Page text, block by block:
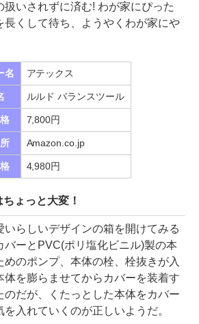
扱いされずに済む! わが家にぴった
長くして待ち、ようやくわが家にや
名 アテックス
ルルド バランスツール
7,800円
Amazon.co.jp
4,980円
ょっと大変！
らしいデザインの箱を開けてみる
バーとPVC(ポリ塩化ビニル)製の本
のポンプ、本体の栓、栓抜きが入
体を膨らませてからカバーを装着す
のだが、くたっとした本体をカバー
入れていくのが正しいようだ。